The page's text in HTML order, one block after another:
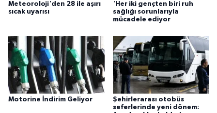
Meteoroloji'den 28 ile aşırı
sıcak uyarısı
'Her iki gençten biri ruh
sağlığı sorunlarıyla
mücadele ediyor
Motorine İndirim Geliyor
Şehirlerarası otobüs
seferlerinde yeni dönem: